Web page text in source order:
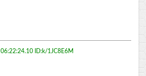
ID:k/1JC8E6M